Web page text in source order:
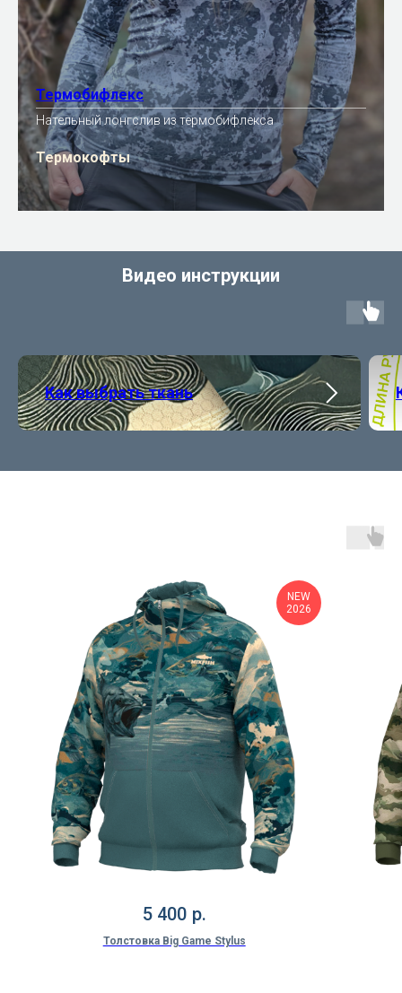
Термобифлекс
Нательный лонгслив из термобифлекса
Термокофты
Видео инструкции
Как выбрать ткань
NEW
2026
5 400 р.
Толстовка Big Game Stylus